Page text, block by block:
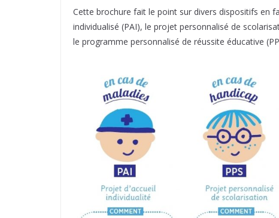
Cette brochure fait le point sur divers dispositifs en
individualisé (PAI), le projet personnalisé de
le programme personnalisé de réussite éducative